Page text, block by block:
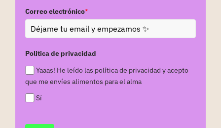
Correo electrónico*
Politica de privacidad
Yaaas! He leído las política de privacidad y acepto
que me envíes alimentos para el alma
Sí